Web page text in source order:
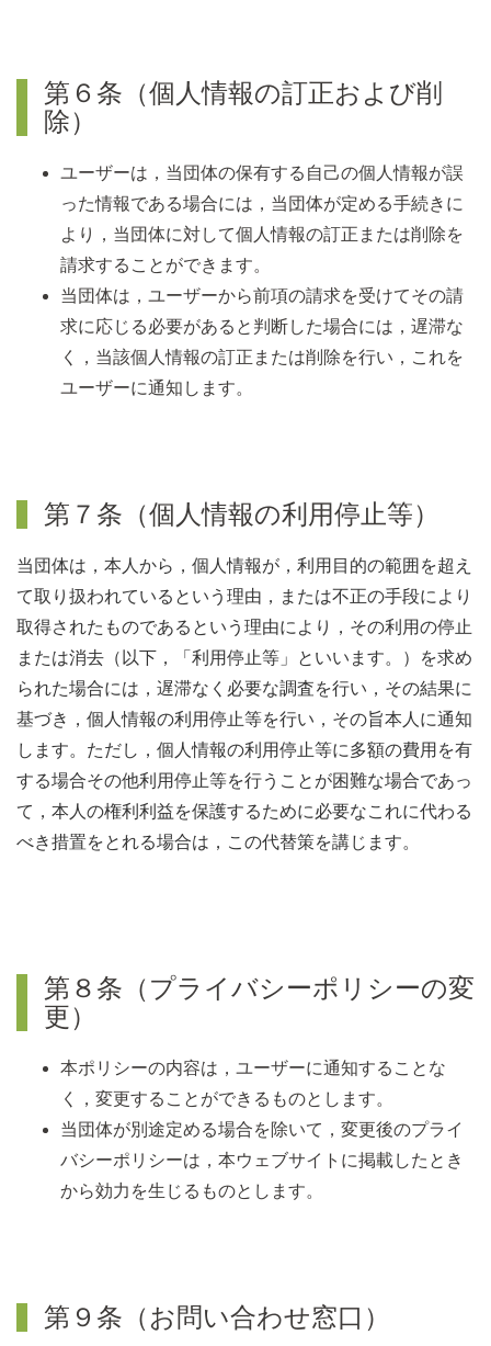
第６条（個人情報の訂正および削
除）
ユーザーは，当団体の保有する自己の個人情報が誤
った情報である場合には，当団体が定める手続きに
より，当団体に対して個人情報の訂正または削除を
請求することができます。
当団体は，ユーザーから前項の請求を受けてその請
求に応じる必要があると判断した場合には，遅滞な
く，当該個人情報の訂正または削除を行い，これを
ユーザーに通知します。
第７条（個人情報の利用停止等）
当団体は，本人から，個人情報が，利用目的の範囲を超え
て取り扱われているという理由，または不正の手段により
取得されたものであるという理由により，その利用の停止
または消去（以下，「利用停止等」といいます。）を求め
られた場合には，遅滞なく必要な調査を行い，その結果に
基づき，個人情報の利用停止等を行い，その旨本人に通知
します。ただし，個人情報の利用停止等に多額の費用を有
する場合その他利用停止等を行うことが困難な場合であっ
て，本人の権利利益を保護するために必要なこれに代わる
べき措置をとれる場合は，この代替策を講じます。
第８条（プライバシーポリシーの変
更）
本ポリシーの内容は，ユーザーに通知することな
く，変更することができるものとします。
当団体が別途定める場合を除いて，変更後のプライ
バシーポリシーは，本ウェブサイトに掲載したとき
から効力を生じるものとします。
第９条（お問い合わせ窓口）